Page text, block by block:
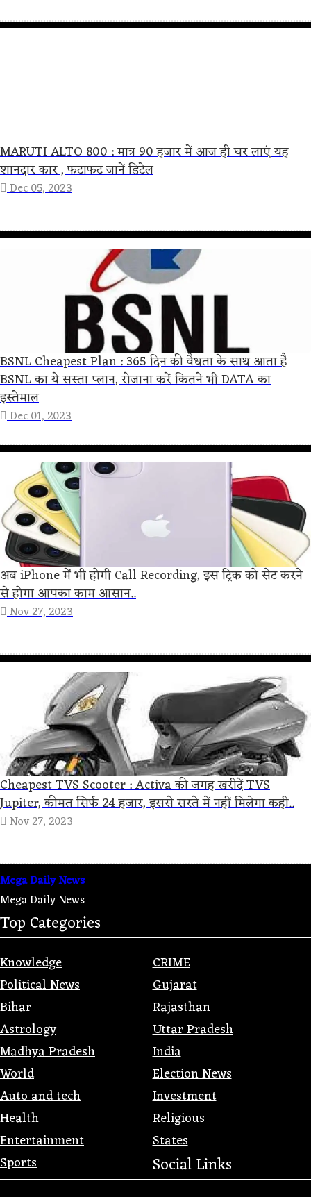
MARUTI ALTO 800 : मात्र 90 हजार में आज ही घर लाएं यह
शानदार कार , फटाफट जानें डिटेल
Dec 05, 2023
BSNL Cheapest Plan : 365 दिन की वैधता के साथ आता है
BSNL का ये सस्ता प्लान, रोजाना करें कितने भी DATA का
इस्तेमाल
Dec 01, 2023
अब iPhone में भी होगी Call Recording, इस ट्रिक को सेट करने
से होगा आपका काम आसान..
Nov 27, 2023
Cheapest TVS Scooter : Activa की जगह खरीदें TVS
Jupiter, कीमत सिर्फ 24 हजार, इससे सस्ते में नहीं मिलेगा कही..
Nov 27, 2023
Mega Daily News
Mega Daily News
Top Categories
Knowledge
CRIME
Political News
Gujarat
Bihar
Rajasthan
Astrology
Uttar Pradesh
Madhya Pradesh
India
World
Election News
Auto and tech
Investment
Health
Religious
Entertainment
States
Sports
Social Links